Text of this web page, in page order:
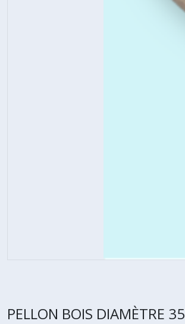
PELLON BOIS DIAMÈTRE 35